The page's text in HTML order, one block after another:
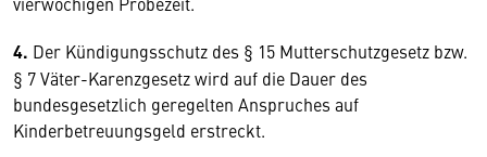
4. Der Kündigungsschutz des § 15 Mutterschutzgesetz bzw.
§ 7 Väter-Karenzgesetz wird auf die Dauer des
bundesgesetzlich geregelten Anspruches auf
Kinderbetreuungsgeld erstreckt.